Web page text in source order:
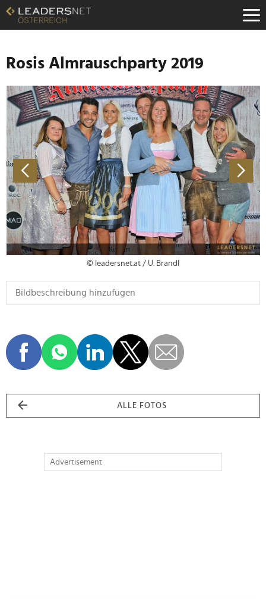
Zum
Inhalt
Zur
Navigation
Zur
Hauptnavigation
Rosis Almrauschparty 2019
© leadersnet.at / U. Brandl
ALLE FOTOS
Advertisement